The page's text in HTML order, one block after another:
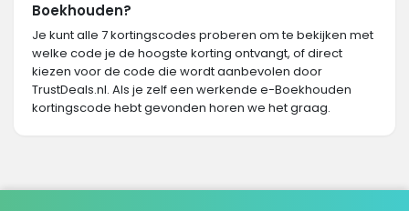
Boekhouden?
Je kunt alle 7 kortingscodes proberen om te bekijken met
welke code je de hoogste korting ontvangt, of direct
kiezen voor de code die wordt aanbevolen door
TrustDeals.nl. Als je zelf een werkende e-Boekhouden
kortingscode hebt gevonden horen we het graag.